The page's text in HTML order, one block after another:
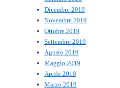
Dicembre 2019
Novembre 2019
Ottobre 2019
Settembre 2019
Agosto 2019
Maggio 2019
Aprile 2019
Marzo 2019